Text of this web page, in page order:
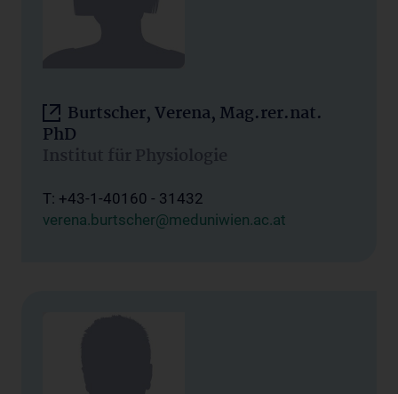
Burtscher, Verena, Mag.rer.nat.
PhD
Institut für Physiologie
T: +43-1-40160 - 31432
verena.burtscher@meduniwien.ac.at